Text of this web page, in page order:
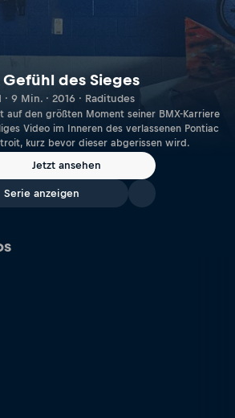
Gefühl des Sieges
· 9 Min. · 2016 · Raditudes
auf den größten Moment seiner BMX-Karriere
Video im Inneren des verlassenen Pontiac
kurz bevor dieser abgerissen wird.
Jetzt ansehen
Serie anzeigen